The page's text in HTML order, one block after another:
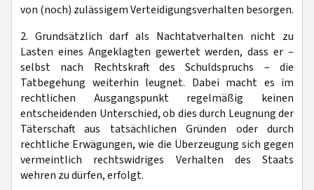
von (noch) zulässigem Verteidigungsverhalten besorgen.
2. Grundsätzlich darf als Nachtatverhalten nicht zu
Lasten eines Angeklagten gewertet werden, dass er –
selbst nach Rechtskraft des Schuldspruchs – die
Tatbegehung weiterhin leugnet. Dabei macht es im
rechtlichen Ausgangspunkt regelmäßig keinen
entscheidenden Unterschied, ob dies durch Leugnung der
Täterschaft aus tatsächlichen Gründen oder durch
rechtliche Erwägungen, wie die Überzeugung sich gegen
vermeintlich rechtswidriges Verhalten des Staats
wehren zu dürfen, erfolgt.